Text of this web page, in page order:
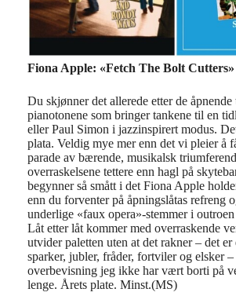
Fiona Apple: «Fetch The Bolt Cutters»
Du skjønner det allerede etter de
pianotonene som bringer tankene til en
eller Paul Simon i jazzinspirert modus.
plata. Veldig mye mer enn det vi pleier å
parade av bærende, musikalsk
overraskelsene tettere enn hagl på
begynner så smått i det Fiona Apple
enn du forventer på åpningslåtas refreng
underlige «faux opera»-stemmer i
Låt etter låt kommer med overraskende
utvider paletten uten at det rakner – det er
sparker, jubler, fråder, fortviler og elsker –
overbevisning jeg ikke har vært borti på
lenge. Årets plate. Minst.(MS)